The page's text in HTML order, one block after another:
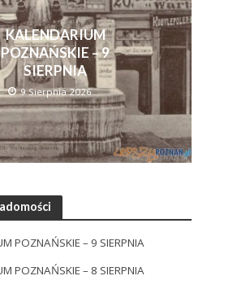
KALENDARIUM
POZNAŃSKIE – 9
SIERPNIA
9 Sierpnia 2026
POZNAŃSKIE – 9 SIERPNIA
POZNAŃSKIE – 8 SIERPNIA